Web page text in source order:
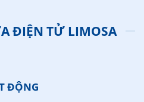
ĐIỆN TỬ LIMOSA
ĐỘNG